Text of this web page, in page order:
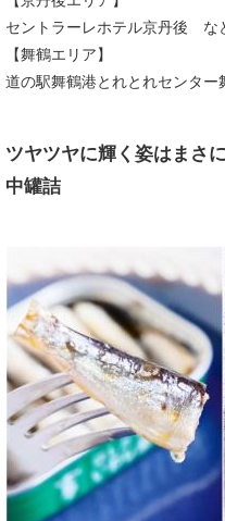
セントラーレホテル京丹後 な
【舞鶴エリア】
道の駅舞鶴港とれとれセンター
ツヤツヤに輝く姿はまさ
中罐詰